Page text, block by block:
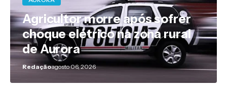
Agricultor morre após sofrer
choque elétrico na zona rural
de Aurora
Redaçãoagosto 06, 2026